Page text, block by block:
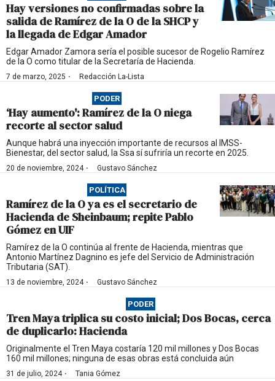
Hay versiones no confirmadas sobre la
salida de Ramírez de la O de la SHCP y
la llegada de Edgar Amador
Edgar Amador Zamora sería el posible sucesor de Rogelio Ramírez
de la O como titular de la Secretaría de Hacienda.
7 de marzo, 2025 · Redacción La-Lista
PODER
‘Hay aumento': Ramírez de la O niega
recorte al sector salud
Aunque habrá una inyección importante de recursos al IMSS-
Bienestar, del sector salud, la Ssa sí sufriría un recorte en 2025.
20 de noviembre, 2024· Gustavo Sánchez
POLÍTICA
Ramírez de la O ya es el secretario de
Hacienda de Sheinbaum; repite Pablo
Gómez en UIF
Ramírez de la O continúa al frente de Hacienda, mientras que
Antonio Martínez Dagnino es jefe del Servicio de Administración
Tributaria (SAT).
13 de noviembre, 2024· Gustavo Sánchez
PODER
Tren Maya triplica su costo inicial; Dos Bocas, cerca
de duplicarlo: Hacienda
Originalmente el Tren Maya costaría 120 mil millones y Dos Bocas
160 mil millones; ninguna de esas obras está concluida aún
31 de julio, 2024· Tania Gómez